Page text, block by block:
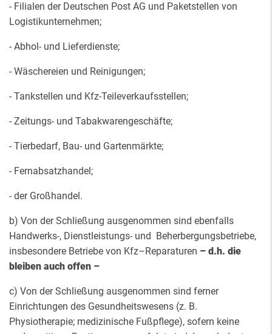
- Filialen der Deutschen Post AG und Paketstellen von
Logistikunternehmen;
- Abhol- und Lieferdienste;
- Wäschereien und Reinigungen;
- Tankstellen und Kfz-Teileverkaufsstellen;
- Zeitungs- und Tabakwarengeschäfte;
- Tierbedarf, Bau- und Gartenmärkte;
- Fernabsatzhandel;
- der Großhandel.
b) Von der Schließung ausgenommen sind ebenfalls
Handwerks-, Dienstleistungs- und Beherbergungsbetriebe,
insbesondere Betriebe von Kfz–Reparaturen – d.h. die
bleiben auch offen –
c) Von der Schließung ausgenommen sind ferner
Einrichtungen des Gesundheitswesens (z. B.
Physiotherapie; medizinische Fußpflege), sofern keine